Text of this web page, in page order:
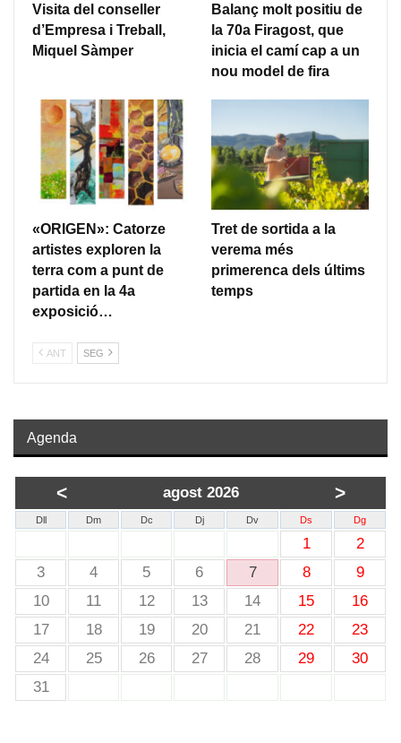
Visita del conseller
d’Empresa i Treball,
Miquel Sàmper
Balanç molt positiu de
la 70a Firagost, que
inicia el camí cap a un
nou model de fira
«ORIGEN»: Catorze
artistes exploren la
terra com a punt de
partida en la 4a
exposició…
Tret de sortida a la
verema més
primerenca dels últims
temps
ANT SEG
Agenda
< agost 2026 >
Dll Dm Dc Dj Dv Ds Dg
1
2
3
4 5 6 7 8
9
10
11 12 13 14 15
16
17
18 19 20 21 22
23
24
25 26 27 28 29
30
31